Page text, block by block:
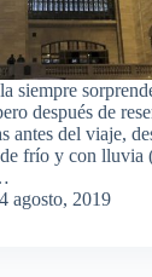
siempre
después de
antes del viaje,
frío y con lluvia
4 agosto, 2019